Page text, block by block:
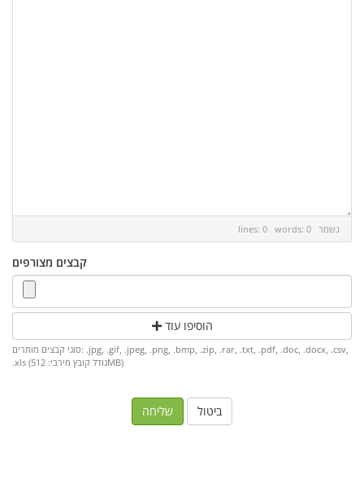
lines: 0 words: 0 נשמר
קבצים מצורפים
הוסיפו עוד
סוגי קבצים מותרים: .jpg, .gif, .jpeg, .png, .bmp, .zip, .rar, .txt, .pdf, .doc, .docx, .csv,
.xls (גודל קובץ מירבי: 512MB)
ביטול